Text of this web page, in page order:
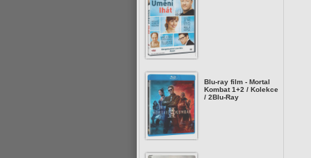
Blu-ray film - Mortal
Kombat 1+2 / Kolekce
/ 2Blu-Ray